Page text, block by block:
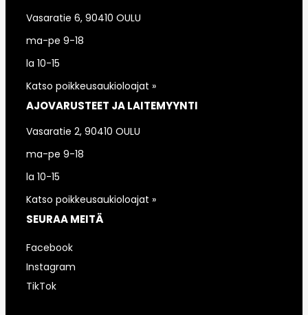
Vasaratie 6, 90410 OULU
ma-pe 9-18
la 10-15
Katso poikkeusaukioloajat »
AJOVARUSTEET JA LAITEMYYNTI
Vasaratie 2, 90410 OULU
ma-pe 9-18
la 10-15
Katso poikkeusaukioloajat »
SEURAA MEITÄ
Facebook
Instagram
TikTok